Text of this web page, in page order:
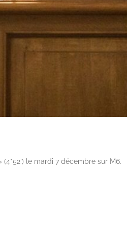
le mardi 7 décembre sur M6.